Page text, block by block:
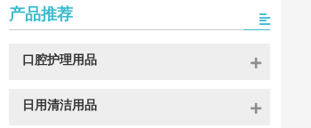
产品推荐
口腔护理用品
日用清洁用品